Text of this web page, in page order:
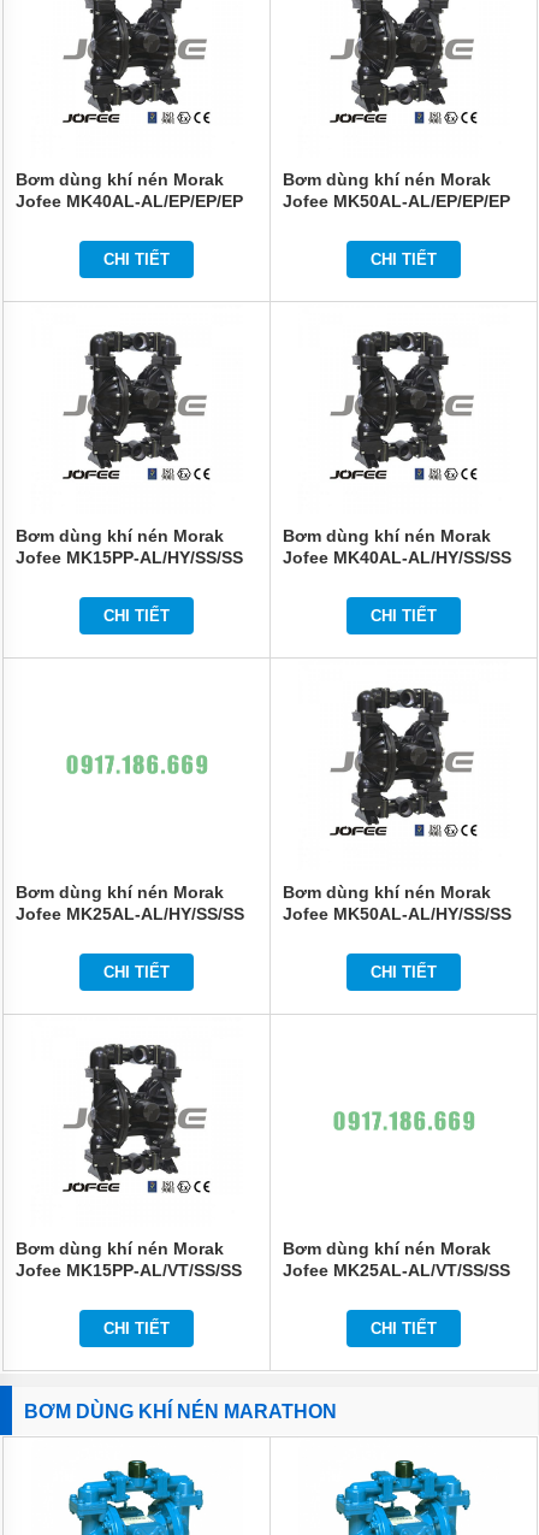
Bơm dùng khí nén Morak
Jofee MK40AL-AL/EP/EP/EP
CHI TIẾT
Bơm dùng khí nén Morak
Jofee MK50AL-AL/EP/EP/EP
CHI TIẾT
Bơm dùng khí nén Morak
Jofee MK15PP-AL/HY/SS/SS
CHI TIẾT
Bơm dùng khí nén Morak
Jofee MK40AL-AL/HY/SS/SS
CHI TIẾT
Bơm dùng khí nén Morak
Jofee MK25AL-AL/HY/SS/SS
CHI TIẾT
Bơm dùng khí nén Morak
Jofee MK50AL-AL/HY/SS/SS
CHI TIẾT
Bơm dùng khí nén Morak
Jofee MK15PP-AL/VT/SS/SS
CHI TIẾT
Bơm dùng khí nén Morak
Jofee MK25AL-AL/VT/SS/SS
CHI TIẾT
BƠM DÙNG KHÍ NÉN MARATHON